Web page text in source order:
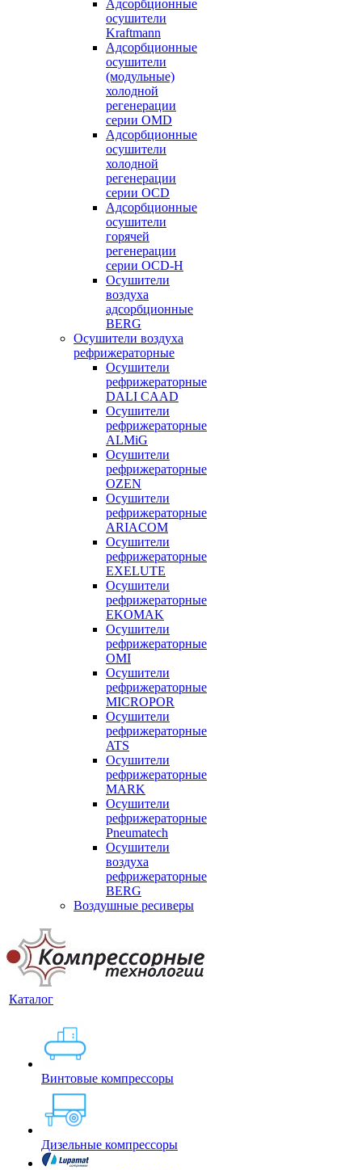
Адсорбционные
осушители
Kraftmann
Адсорбционные
осушители
(модульные)
холодной
регенерации
серии OMD
Адсорбционные
осушители
холодной
регенерации
серии OCD
Адсорбционные
осушители
горячей
регенерации
серии OСD-H
Осушители
воздуха
адсорбционные
BERG
Осушители воздуха
рефрижераторные
Осушители
рефрижераторные
DALI CAAD
Осушители
рефрижераторные
ALMiG
Осушители
рефрижераторные
OZEN
Осушители
рефрижераторные
ARIACOM
Осушители
рефрижераторные
EXELUTE
Осушители
рефрижераторные
EKOMAK
Осушители
рефрижераторные
OMI
Осушители
рефрижераторные
MICROPOR
Осушители
рефрижераторные
ATS
Осушители
рефрижераторные
MARK
Осушители
рефрижераторные
Pneumatech
Осушители
воздуха
рефрижераторные
BERG
Воздушные ресиверы
Каталог
Винтовые компрессоры
Дизельные компрессоры